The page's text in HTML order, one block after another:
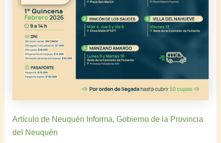
Artículo de Neuquén Informa, Gobierno de la Provincia
del Neuquén